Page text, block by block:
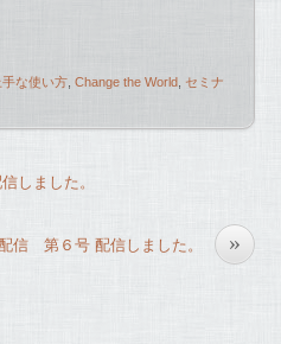
な使い方,Change the World, セミナ
しました。
»
信 第６号 配信しました。